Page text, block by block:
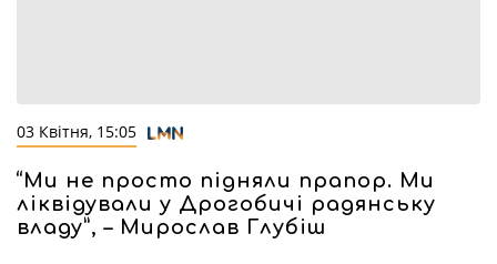
03 Квітня, 15:05
“Ми не просто підняли прапор. Ми
ліквідували у Дрогобичі радянську
владу”, – Мирослав Глубіш